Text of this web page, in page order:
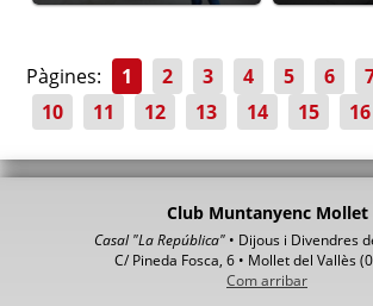
Pàgines: 1 2 3 4 5 6
10
11 12 13 14 15 16
Club Muntanyenc Mollet
Casal "La República" • Dijous i Divendres
C/ Pineda Fosca, 6 • Mollet del Vallès
Com arribar